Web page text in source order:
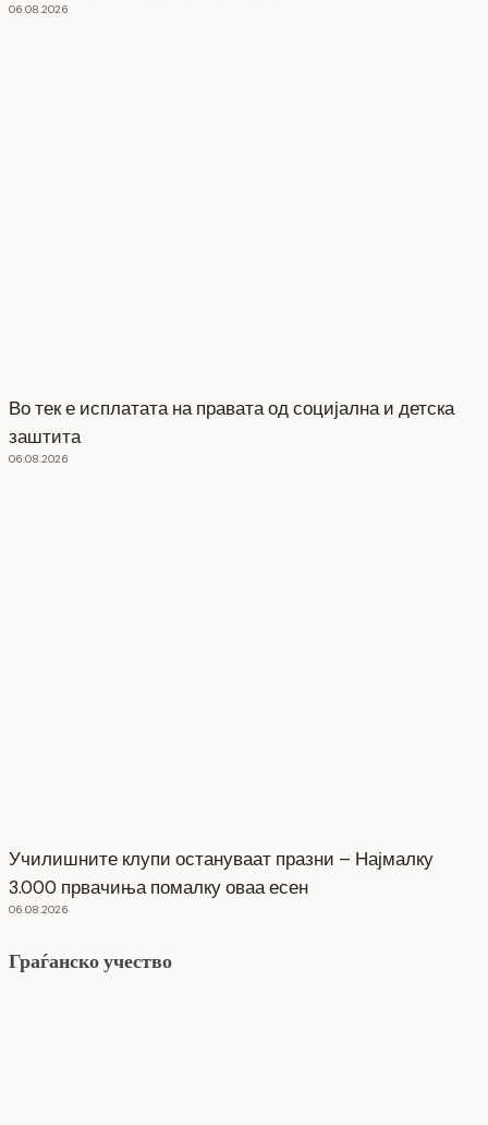
06.08.2026
Во тек е исплатата на правата од социјална и детска
заштита
06.08.2026
Училишните клупи остануваат празни – Најмалку
3.000 првачиња помалку оваа есен
06.08.2026
Граѓанско учество